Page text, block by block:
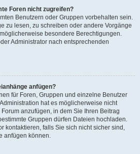
Foren nicht zugreifen?
Benutzern oder Gruppen vorbehalten sein.
zu lesen, zu schreiben oder andere Vorgänge
besondere Berechtigungen.
Administrator nach entsprechenden
anfügen?
für Foren, Gruppen und einzelne Benutzer
hat es möglicherweise nicht
anzufügen, in dem Sie Ihren Beitrag
Gruppen dürfen Dateien hochladen.
kontaktieren, falls Sie sich nicht sicher sind,
anfügen können.